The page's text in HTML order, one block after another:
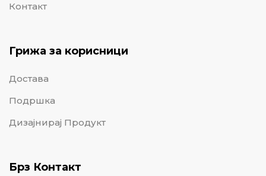
Контакт
Грижа за корисници
Достава
Подршка
Дизајнирај Продукт
Брз Контакт